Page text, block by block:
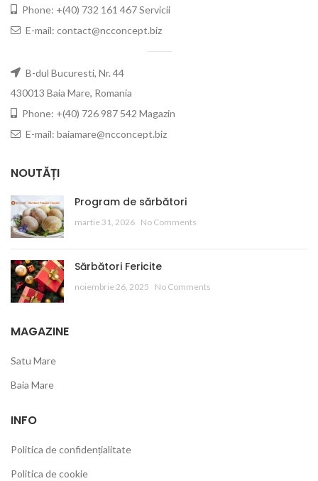
Phone: +(40) 732 161 467 Servicii
E-mail: contact@ncconcept.biz
B-dul Bucuresti, Nr. 44
430013 Baia Mare, Romania
Phone: +(40) 726 987 542 Magazin
E-mail: baiamare@ncconcept.biz
NOUTĂȚI
Program de sărbători
martie 31, 2026 No Comments
Sărbători Fericite
noiembrie 26, 2025 No Comments
MAGAZINE
Satu Mare
Baia Mare
INFO
Politica de confidențialitate
Politica de cookie